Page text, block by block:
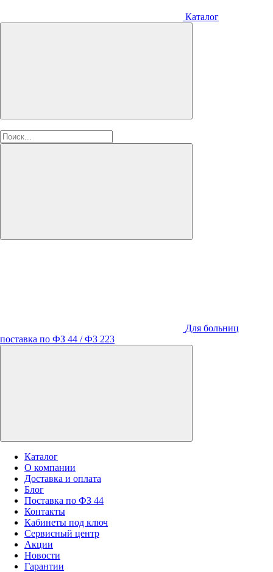
Каталог
Для больниц
поставка по ФЗ 44 / ФЗ 223
Каталог
О компании
Доставка и оплата
Блог
Поставка по ФЗ 44
Контакты
Кабинеты под ключ
Сервисный центр
Акции
Новости
Гарантии